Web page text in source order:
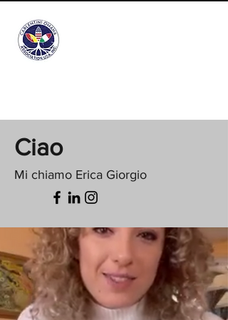
Ciao
Mi chiamo Erica Giorgio